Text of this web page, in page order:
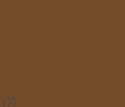
(7)